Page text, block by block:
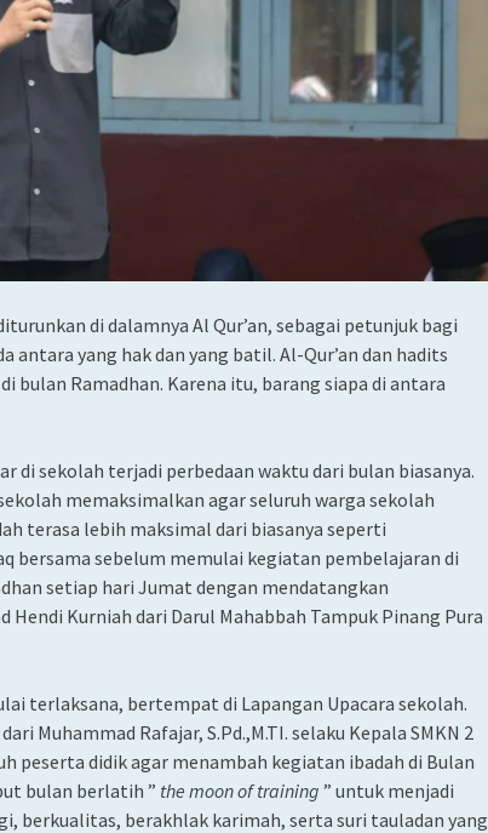
di dalamnya Al Qur’an, sebagai petunjuk bagi
antara yang hak dan yang batil. Al-Qur’an dan hadits
Ramadhan. Karena itu, barang siapa di antara
di sekolah terjadi perbedaan waktu dari bulan biasanya.
memaksimalkan agar seluruh warga sekolah
terasa lebih maksimal dari biasanya seperti
bersama sebelum memulai kegiatan pembelajaran di
setiap hari Jumat dengan mendatangkan
Hendi Kurniah dari Darul Mahabbah Tampuk Pinang Pura
terlaksana, bertempat di Lapangan Upacara sekolah.
Muhammad Rafajar, S.Pd.,M.TI. selaku Kepala SMKN 2
peserta didik agar menambah kegiatan ibadah di Bulan
bulan berlatih ” the moon of training ” untuk menjadi
berkualitas, berakhlak karimah, serta suri tauladan yang